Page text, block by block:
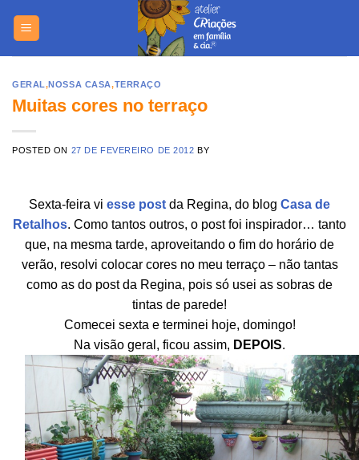
GERAL,NOSSA CASA,TERRAÇO
Muitas cores no terraço
POSTED ON 27 DE FEVEREIRO DE 2012 BY
Sexta-feira vi esse post da Regina, do blog Casa de
Retalhos. Como tantos outros, o post foi inspirador… tanto
que, na mesma tarde, aproveitando o fim do horário de
verão, resolvi colocar cores no meu terraço – não tantas
como as do post da Regina, pois só usei as sobras de
tintas de parede!
Comecei sexta e terminei hoje, domingo!
Na visão geral, ficou assim, DEPOIS.